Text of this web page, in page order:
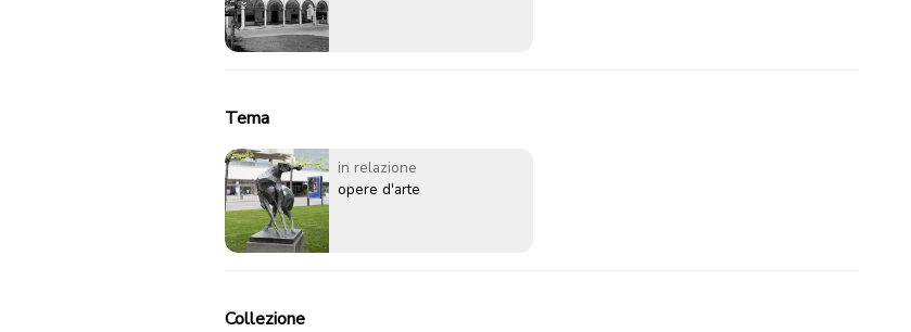
Tema
in relazione
opere d'arte
Collezione